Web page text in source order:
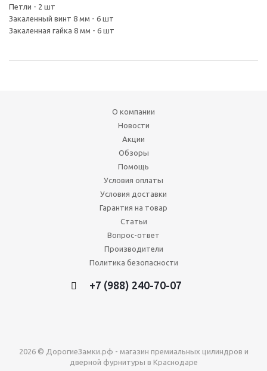
Петли - 2 шт
Закаленный винт 8 мм - 6 шт
Закаленная гайка 8 мм - 6 шт
О компании
Новости
Акции
Обзоры
Помощь
Условия оплаты
Условия доставки
Гарантия на товар
Статьи
Вопрос-ответ
Производители
Политика безопасности
+7 (988) 240-70-07
2026 © ДорогиеЗамки.рф - магазин премиальных цилиндров и
дверной фурнитуры в Краснодаре